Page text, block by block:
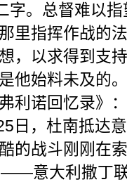
字。总督难以
里指挥作战的
，以求得到支
他始料未及的。
诺回忆录》：
，杜南抵达意
的战斗刚刚在
意大利撒丁